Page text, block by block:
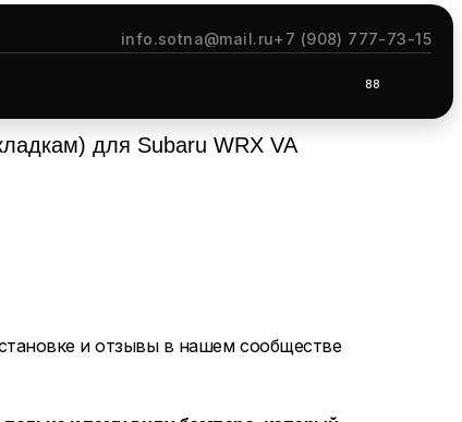
info.sotna@mail.ru+7 (908) 777-73-15
88
для Subaru WRX VA
и отзывы в нашем сообществе